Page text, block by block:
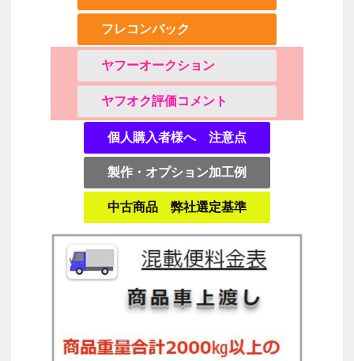
フレコンバック
ヤフーオークション
ヤフオク評価コメント
個人購入者様へ 注意点
製作・オプション加工例
中古商品 弊社選定基準